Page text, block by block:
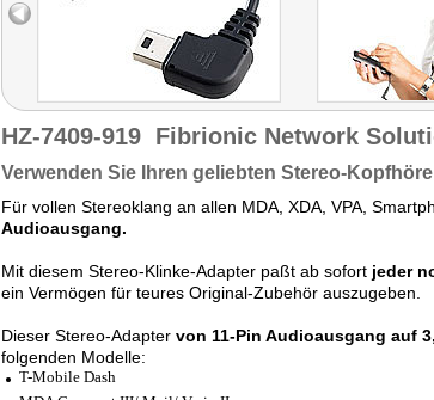
HZ-7409-919 Fibrionic Network
Verwenden Sie Ihren geliebten Stereo-
Für vollen Stereoklang an allen MDA, XDA, VPA,
Audioausgang.
Mit diesem Stereo-Klinke-Adapter paßt ab sofort jeder
ein Vermögen für teures Original-Zubehör auszugeben.
Dieser Stereo-Adapter von 11-Pin Audioausgang auf
folgenden Modelle:
T-Mobile Dash